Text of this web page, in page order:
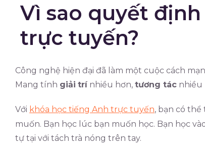
Vì sao quyết
trực tuyến?
Công nghệ hiện đại đã làm một cuộc cách
Mang tính giải trínhiều hơn, tương tác nhiều
Với khóa học tiếng Anh trực tuyến, bạn có
muốn. Bạn học lúc bạn muốn học. Bạn học
tự tại với tách trà nóng trên tay.